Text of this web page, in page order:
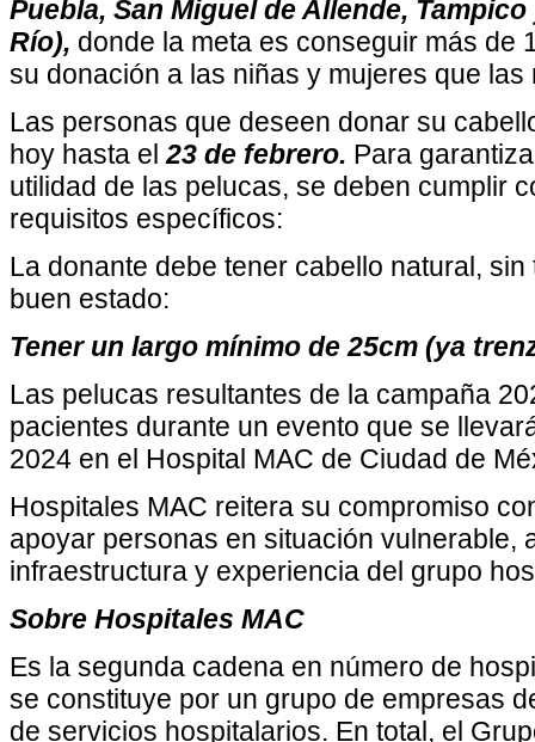
Puebla, San Miguel de Allende,
Río), donde la meta es conseguir más de
su donación a las niñas y mujeres que las
Las personas que deseen donar su
hoy hasta el 23 de febrero. Para
utilidad de las pelucas, se deben cumplir
requisitos específicos:
La donante debe tener cabello natural,
buen estado:
Tener un largo mínimo de 25cm (ya
Las pelucas resultantes de la campaña
pacientes durante un evento que se
2024 en el Hospital MAC de Ciudad de
Hospitales MAC reitera su compromiso
apoyar personas en situación vulnerable,
infraestructura y experiencia del grupo
Sobre Hospitales MAC
Es la segunda cadena en número de
se constituye por un grupo de empresas
de servicios hospitalarios. En total, el